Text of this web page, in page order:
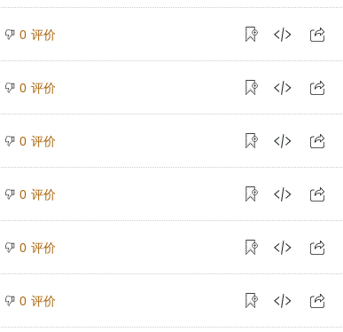
0 评价
0 评价
0 评价
0 评价
0 评价
0 评价